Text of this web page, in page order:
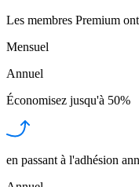
Les membres Premium
Mensuel
Annuel
Économisez jusqu'à 50%
en passant à l'adhésion